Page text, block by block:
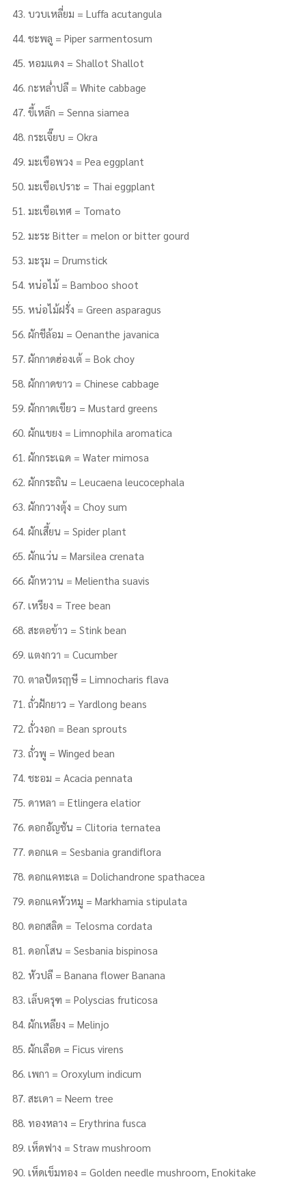
บวบเหลี่ยม = Luffa acutangula
ชะพลู = Piper sarmentosum
หอมแดง = Shallot Shallot
กะหล่ำปลี = White cabbage
ขี้เหล็ก = Senna siamea
กระเจี๊ยบ = Okra
มะเขือพวง = Pea eggplant
มะเขือเปราะ = Thai eggplant
มะเขือเทศ = Tomato
มะระ Bitter = melon or bitter gourd
มะรุม = Drumstick
หน่อไม้ = Bamboo shoot
หน่อไม้ฝรั่ง = Green asparagus
ผักชีล้อม = Oenanthe javanica
ผักกาดฮ่องเต้ = Bok choy
ผักกาดขาว = Chinese cabbage
ผักกาดเขียว = Mustard greens
ผักแขยง = Limnophila aromatica
ผักกระเฉด = Water mimosa
ผักกระถิน = Leucaena leucocephala
ผักกวางตุ้ง = Choy sum
ผักเสี้ยน = Spider plant
ผักแว่น = Marsilea crenata
ผักหวาน = Melientha suavis
เหรียง = Tree bean
สะตอข้าว = Stink bean
แตงกวา = Cucumber
ตาลปัตรฤๅษี = Limnocharis flava
ถั่วฝักยาว = Yardlong beans
ถั่วงอก = Bean sprouts
ถั่วพู = Winged bean
ชะอม = Acacia pennata
ดาหลา = Etlingera elatior
ดอกอัญชัน = Clitoria ternatea
ดอกแค = Sesbania grandiflora
ดอกแคทะเล = Dolichandrone spathacea
ดอกแคหัวหมู = Markhamia stipulata
ดอกสลิด = Telosma cordata
ดอกโสน = Sesbania bispinosa
หัวปลี = Banana flower Banana
เล็บครุฑ = Polyscias fruticosa
ผักเหลียง = Melinjo
ผักเลือด = Ficus virens
เพกา = Oroxylum indicum
สะเดา = Neem tree
ทองหลาง = Erythrina fusca
เห็ดฟาง = Straw mushroom
เห็ดเข็มทอง = Golden needle mushroom, Enokitake